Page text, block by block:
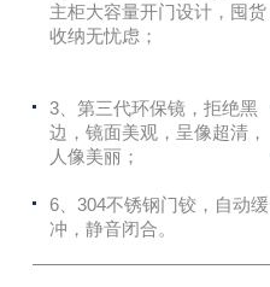
主柜大容量开门设计，囤货
收纳无忧虑；
3、第三代环保镜，拒绝黑
边，镜面美观，呈像超清，
人像美丽；
6、304不锈钢门铰，自动缓
冲，静音闭合。